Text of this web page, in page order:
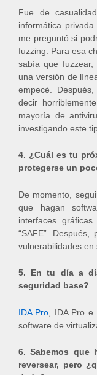
Fue de
informática
me preguntó si
fuzzing. Para esa
sabía que
una versión de
empecé.
decir
mayoría de
investigando este
4. ¿Cuál es tu
protegerse un
De momento,
que hagan
interfaces
“SAFE”.
vulnerabilidades en
5. En tu día a
seguridad base?
IDA Pro , IDA Pro
software de
6. Sabemos que
reversear, pero